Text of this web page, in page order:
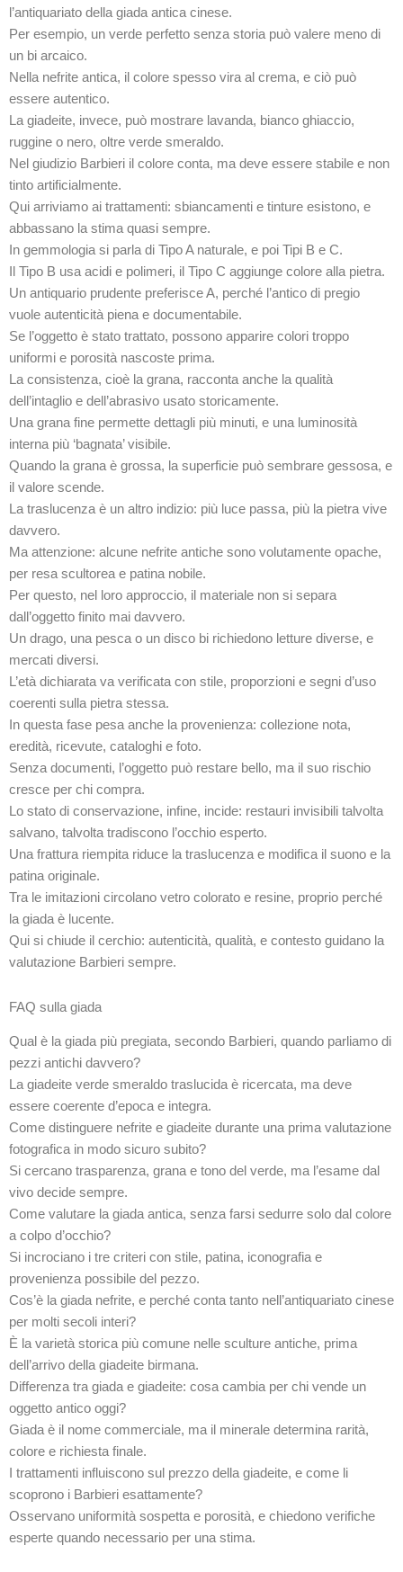
l’antiquariato della giada antica cinese.
Per esempio, un verde perfetto senza storia può valere meno di
un bi arcaico.
Nella nefrite antica, il colore spesso vira al crema, e ciò può
essere autentico.
La giadeite, invece, può mostrare lavanda, bianco ghiaccio,
ruggine o nero, oltre verde smeraldo.
Nel giudizio Barbieri il colore conta, ma deve essere stabile e non
tinto artificialmente.
Qui arriviamo ai trattamenti: sbiancamenti e tinture esistono, e
abbassano la stima quasi sempre.
In gemmologia si parla di Tipo A naturale, e poi Tipi B e C.
Il Tipo B usa acidi e polimeri, il Tipo C aggiunge colore alla pietra.
Un antiquario prudente preferisce A, perché l’antico di pregio
vuole autenticità piena e documentabile.
Se l’oggetto è stato trattato, possono apparire colori troppo
uniformi e porosità nascoste prima.
La consistenza, cioè la grana, racconta anche la qualità
dell’intaglio e dell’abrasivo usato storicamente.
Una grana fine permette dettagli più minuti, e una luminosità
interna più ‘bagnata’ visibile.
Quando la grana è grossa, la superficie può sembrare gessosa, e
il valore scende.
La traslucenza è un altro indizio: più luce passa, più la pietra vive
davvero.
Ma attenzione: alcune nefrite antiche sono volutamente opache,
per resa scultorea e patina nobile.
Per questo, nel loro approccio, il materiale non si separa
dall’oggetto finito mai davvero.
Un drago, una pesca o un disco bi richiedono letture diverse, e
mercati diversi.
L’età dichiarata va verificata con stile, proporzioni e segni d’uso
coerenti sulla pietra stessa.
In questa fase pesa anche la provenienza: collezione nota,
eredità, ricevute, cataloghi e foto.
Senza documenti, l’oggetto può restare bello, ma il suo rischio
cresce per chi compra.
Lo stato di conservazione, infine, incide: restauri invisibili talvolta
salvano, talvolta tradiscono l’occhio esperto.
Una frattura riempita riduce la traslucenza e modifica il suono e la
patina originale.
Tra le imitazioni circolano vetro colorato e resine, proprio perché
la giada è lucente.
Qui si chiude il cerchio: autenticità, qualità, e contesto guidano la
valutazione Barbieri sempre.
FAQ sulla giada
Qual è la giada più pregiata, secondo Barbieri, quando parliamo di
pezzi antichi davvero?
La giadeite verde smeraldo traslucida è ricercata, ma deve
essere coerente d’epoca e integra.
Come distinguere nefrite e giadeite durante una prima valutazione
fotografica in modo sicuro subito?
Si cercano trasparenza, grana e tono del verde, ma l’esame dal
vivo decide sempre.
Come valutare la giada antica, senza farsi sedurre solo dal colore
a colpo d’occhio?
Si incrociano i tre criteri con stile, patina, iconografia e
provenienza possibile del pezzo.
Cos’è la giada nefrite, e perché conta tanto nell’antiquariato cinese
per molti secoli interi?
È la varietà storica più comune nelle sculture antiche, prima
dell’arrivo della giadeite birmana.
Differenza tra giada e giadeite: cosa cambia per chi vende un
oggetto antico oggi?
Giada è il nome commerciale, ma il minerale determina rarità,
colore e richiesta finale.
I trattamenti influiscono sul prezzo della giadeite, e come li
scoprono i Barbieri esattamente?
Osservano uniformità sospetta e porosità, e chiedono verifiche
esperte quando necessario per una stima.